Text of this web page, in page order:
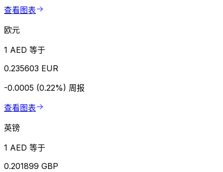
查看图表
欧元
1 AED 等于
0.235603 EUR
-0.0005 (0.22%) 周报
查看图表
英镑
1 AED 等于
0.201899 GBP